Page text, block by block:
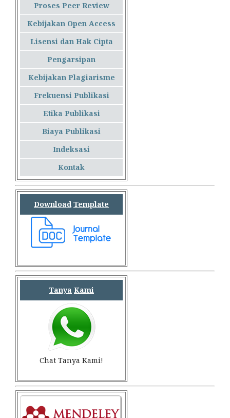
Proses Peer Review
Kebijakan Open Access
Lisensi dan Hak Cipta
Pengarsipan
Kebijakan Plagiarisme
Frekuensi Publikasi
Etika Publikasi
Biaya Publikasi
Indeksasi
Kontak
Download Template
Tanya Kami
Chat Tanya Kami!